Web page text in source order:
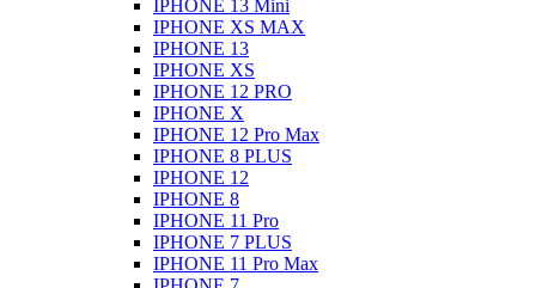
IPHONE 13 Mini
IPHONE XS MAX
IPHONE 13
IPHONE XS
IPHONE 12 PRO
IPHONE X
IPHONE 12 Pro Max
IPHONE 8 PLUS
IPHONE 12
IPHONE 8
IPHONE 11 Pro
IPHONE 7 PLUS
IPHONE 11 Pro Max